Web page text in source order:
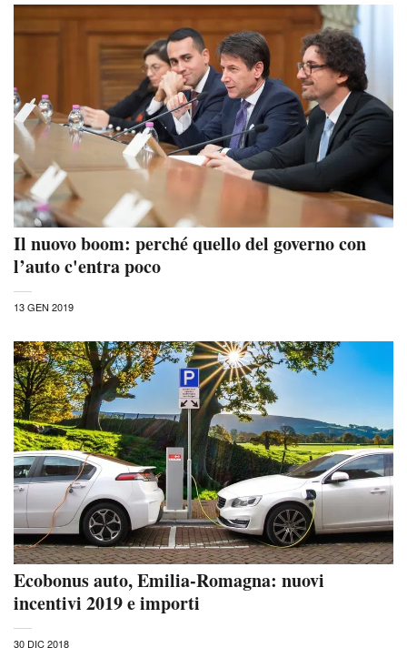
Il nuovo boom: perché quello del governo con
l’auto c'entra poco
13 GEN 2019
Ecobonus auto, Emilia-Romagna: nuovi
incentivi 2019 e importi
30 DIC 2018